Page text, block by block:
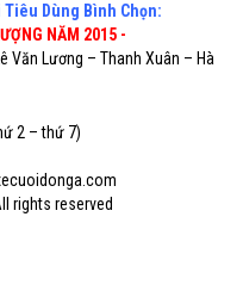
Tiêu Dùng Bình Chọn:
NĂM 2015 -
Văn Lương – Thanh Xuân – Hà
2 – thứ 7)
rights reserved